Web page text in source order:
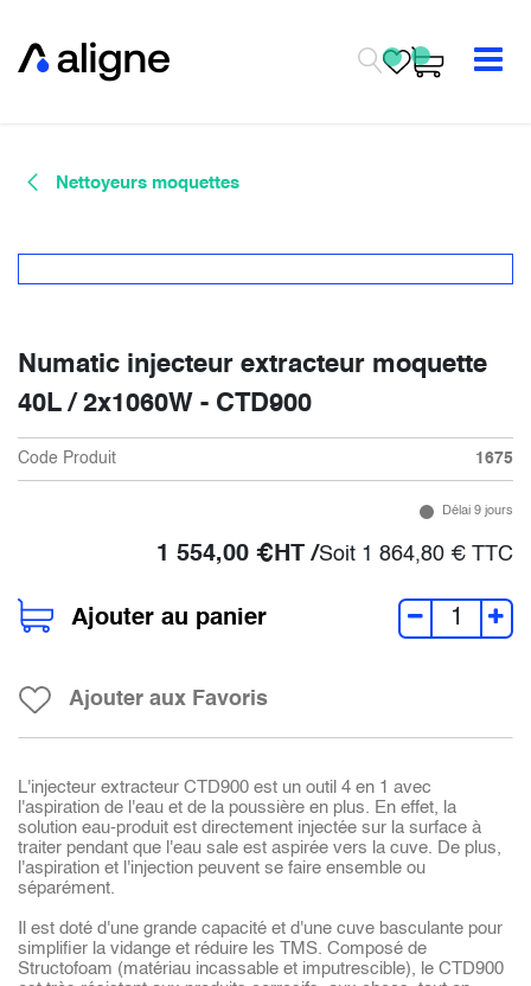
Nettoyeurs moquettes
Numatic injecteur extracteur moquette
40L / 2x1060W - CTD900
Code Produit 1675
Délai 9 jours
1 554,00 €HT /Soit 1 864,80 € TTC
Ajouter au panier
Ajouter aux Favoris
L'injecteur extracteur CTD900 est un outil 4 en 1 avec
l'aspiration de l'eau et de la poussière en plus. En effet, la
solution eau-produit est directement injectée sur la surface à
traiter pendant que l'eau sale est aspirée vers la cuve. De plus,
l'aspiration et l'injection peuvent se faire ensemble ou
séparément.
Il est doté d'une grande capacité et d'une cuve basculante pour
simplifier la vidange et réduire les TMS. Composé de
Structofoam (matériau incassable et imputrescible), le CTD900